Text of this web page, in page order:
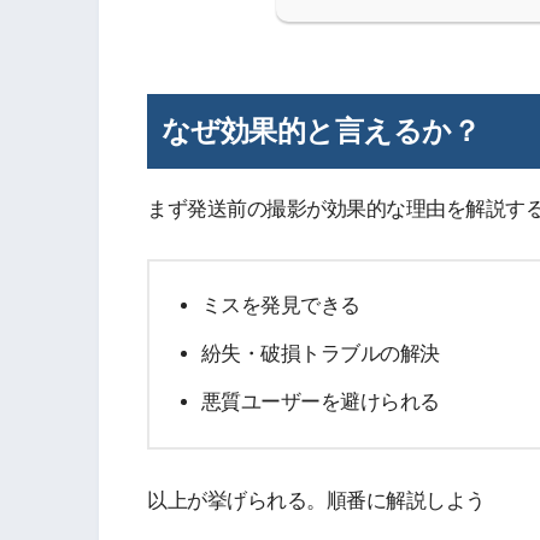
なぜ効果的と言えるか？
まず発送前の撮影が効果的な理由を解説す
ミスを発見できる
紛失・破損トラブルの解決
悪質ユーザーを避けられる
以上が挙げられる。順番に解説しよう